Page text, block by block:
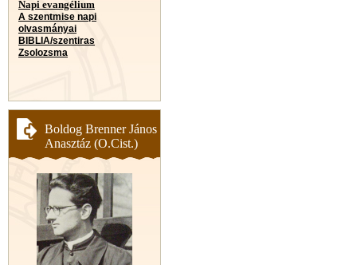
Napi evangélium
A szentmise napi
olvasmányai
BIBLIA/szentiras
Zsolozsma
Boldog Brenner János
Anasztáz (O.Cist.)